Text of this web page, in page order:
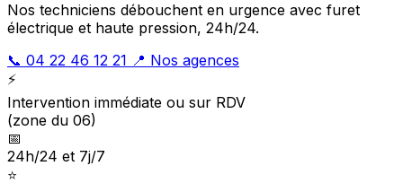
Nos techniciens débouchent en urgence avec furet
électrique et haute pression, 24h/24.
📞 04 22 46 12 21 📍 Nos agences
⚡
Intervention immédiate ou sur RDV
(zone du 06)
📅
24h/24 et 7j/7
⭐